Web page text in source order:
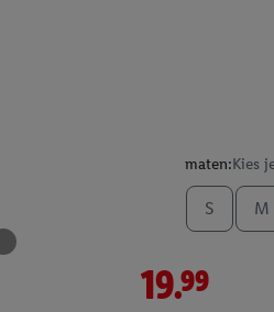
maten:Kies
S M
19.99